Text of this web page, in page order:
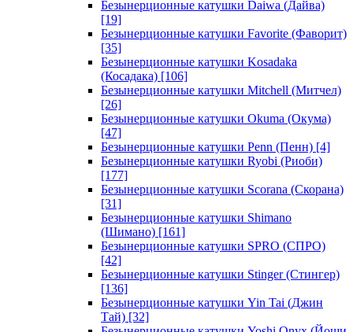
Безынерционные катушки Daiwa (Дайва)
[19]
Безынерционные катушки Favorite (Фаворит)
[35]
Безынерционные катушки Kosadaka
(Косадака) [106]
Безынерционные катушки Mitchell (Митчел)
[26]
Безынерционные катушки Okuma (Окума)
[47]
Безынерционные катушки Penn (Пенн) [4]
Безынерционные катушки Ryobi (Риоби)
[177]
Безынерционные катушки Scorana (Скорана)
[31]
Безынерционные катушки Shimano
(Шимано) [161]
Безынерционные катушки SPRO (СПРО)
[42]
Безынерционные катушки Stinger (Стингер)
[136]
Безынерционные катушки Yin Tai (Джин
Тай) [32]